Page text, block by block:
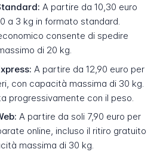
A partire da 10,30 euro
a 3 kg in formato standard.
consente di spedire
di 20 kg.
A partire da 12,90 euro per
con capacità massima di 30 kg.
progressivamente con il peso.
A partire da soli 7,90 euro per
online, incluso il ritiro gratuito
massima di 30 kg.